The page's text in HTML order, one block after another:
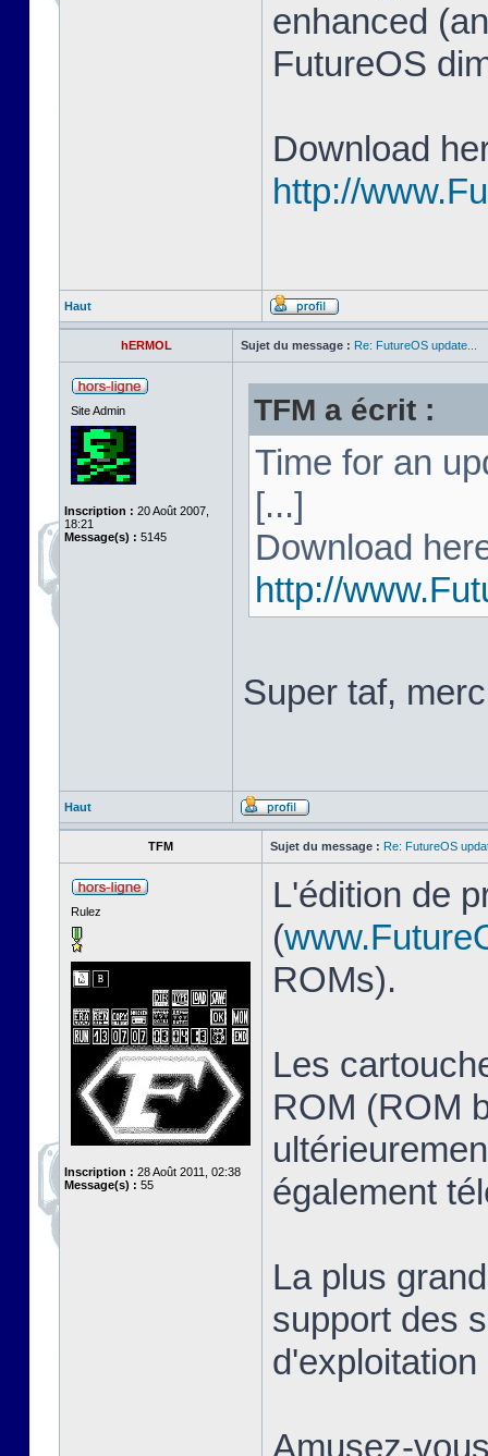
enhanced
FutureOS
Download
http://
Haut
hERMOL Sujet du message : Re: FutureOS update...
Site Admin
Inscription : 20 Août 2007,
18:21
Message(s) : 5145
TFM a écrit :
Time for an
[...]
Download
http://
Super taf,
Haut
TFM Sujet du message : Re: FutureOS
Rulez
Inscription : 28 Août 2011, 02:38
Message(s) : 55
L'édition de
(
ROMs).
Les
ROM (ROM
également
La plus
support des
Amusez-